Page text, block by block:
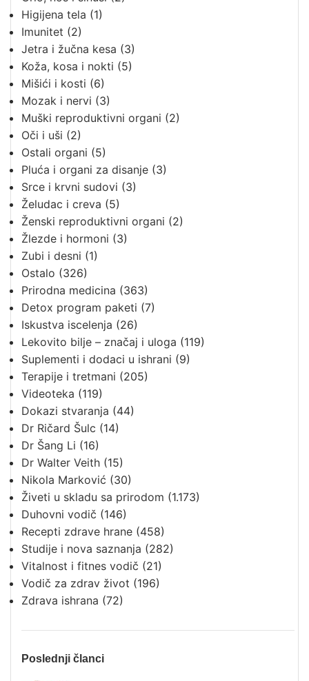
Higijena tela (1)
Imunitet (2)
Jetra i žučna kesa (3)
Koža, kosa i nokti (5)
Mišići i kosti (6)
Mozak i nervi (3)
Muški reproduktivni organi (2)
Oči i uši (2)
Ostali organi (5)
Pluća i organi za disanje (3)
Srce i krvni sudovi (3)
Želudac i creva (5)
Ženski reproduktivni organi (2)
Žlezde i hormoni (3)
Zubi i desni (1)
Ostalo (326)
Prirodna medicina (363)
Detox program paketi (7)
Iskustva iscelenja (26)
Lekovito bilje – značaj i uloga (119)
Suplementi i dodaci u ishrani (9)
Terapije i tretmani (205)
Videoteka (119)
Dokazi stvaranja (44)
Dr Ričard Šulc (14)
Dr Šang Li (16)
Dr Walter Veith (15)
Nikola Marković (30)
Živeti u skladu sa prirodom (1.173)
Duhovni vodič (146)
Recepti zdrave hrane (458)
Studije i nova saznanja (282)
Vitalnost i fitnes vodič (21)
Vodič za zdrav život (196)
Zdrava ishrana (72)
Poslednji članci